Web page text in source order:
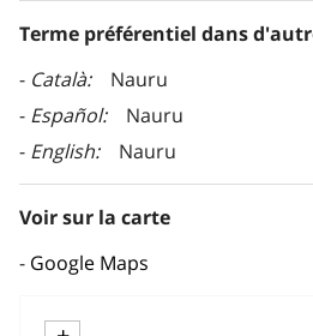
Terme préférentiel dans
Català
Nauru
Español
Nauru
English
Nauru
Voir sur la carte
Google Maps